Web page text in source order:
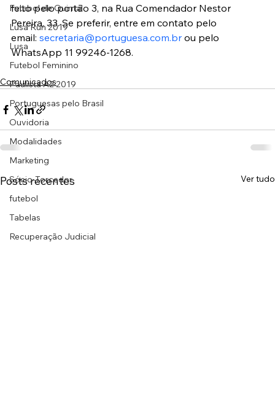
Futebol de Quintal
Lusa Run 2019
Lusa
Futebol Feminino
Paulista A2 2019
Portuguesas pelo Brasil
Ouvidoria
Modalidades
Marketing
Sócio-Torcedor
futebol
Tabelas
Recuperação Judicial
feito pelo portão 3, na Rua Comendador Nestor
Pereira, 33. Se preferir, entre em contato pelo
email: secretaria@portuguesa.com.br ou pelo
WhatsApp 11 99246-1268.
Comunicados
Posts recentes Ver tudo